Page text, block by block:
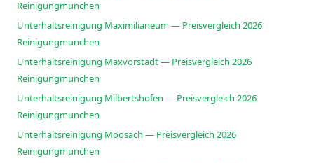
Reinigungmunchen
Unterhaltsreinigung Maximilianeum — Preisvergleich 2026
Reinigungmunchen
Unterhaltsreinigung Maxvorstadt — Preisvergleich 2026
Reinigungmunchen
Unterhaltsreinigung Milbertshofen — Preisvergleich 2026
Reinigungmunchen
Unterhaltsreinigung Moosach — Preisvergleich 2026
Reinigungmunchen